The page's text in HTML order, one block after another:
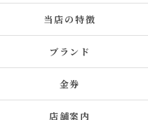
当店の特徴
ブランド
金券
店舗案内